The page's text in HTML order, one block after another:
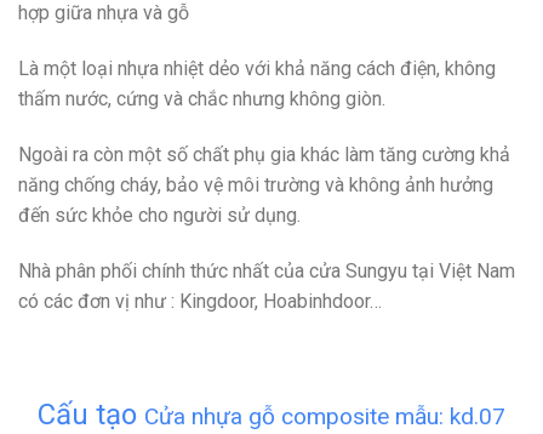
hợp giữa nhựa và gỗ
Là một loại nhựa nhiệt dẻo với khả năng cách điện, không
thấm nước, cứng và chắc nhưng không giòn.
Ngoài ra còn một số chất phụ gia khác làm tăng cường khả
năng chống cháy, bảo vệ môi trường và không ảnh hưởng
đến sức khỏe cho người sử dụng.
Nhà phân phối chính thức nhất của cửa Sungyu tại Việt Nam
có các đơn vị như : Kingdoor, Hoabinhdoor…
Cấu tạo Cửa nhựa gỗ composite mẫu: kd.07